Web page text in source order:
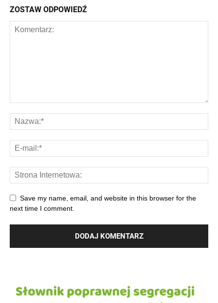
ZOSTAW ODPOWIEDŹ
Save my name, email, and website in this browser for the
next time I comment.